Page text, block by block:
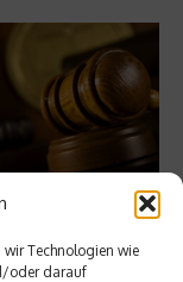
Technologien wie
oder darauf
für
Wenn juristische
...